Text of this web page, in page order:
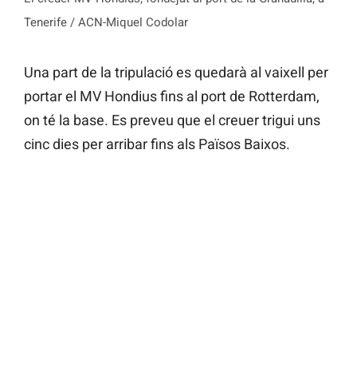
Tenerife / ACN-Miquel Codolar
Una part de la tripulació es quedarà al vaixell per
portar el MV Hondius fins al port de Rotterdam,
on té la base. Es preveu que el creuer trigui uns
cinc dies per arribar fins als Països Baixos.